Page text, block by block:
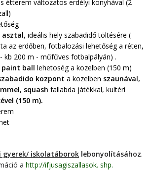
étterem változatos erdélyi konyhával (2
asztal, ideális hely szabadidő töltésére (
az erdőben, fotbalozási lehetőség a réten,
kb 200 m - műfűves fotbalpályán) .
paint ball lehetoség a kozelben (150 m)
kozpont a kozelben szaunával,
, squash fallabda játékkal, kultéri
(150 m).
gyerek/ iskolatáborok lebonyolításához.
a http://ifjusagiszallasok. shp.